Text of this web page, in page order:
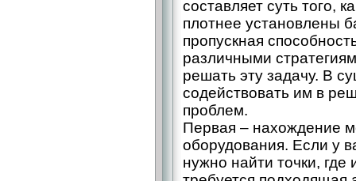
составляет суть того,
плотнее установлены
пропускная
различными
решать эту задачу. В
содействовать им в
проблем.
Первая – нахождение
оборудования. Если у
нужно найти точки, где